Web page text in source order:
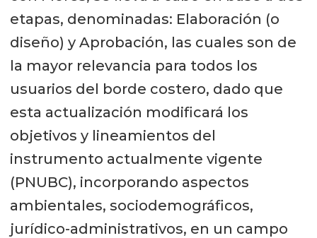
etapas, denominadas: Elaboración (o
diseño) y Aprobación, las cuales son de
la mayor relevancia para todos los
usuarios del borde costero, dado que
esta actualización modificará los
objetivos y lineamientos del
instrumento actualmente vigente
(PNUBC), incorporando aspectos
ambientales, sociodemográficos,
jurídico-administrativos, en un campo